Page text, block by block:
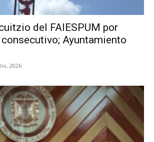
del FAIESPUM por
Ayuntamiento
2026